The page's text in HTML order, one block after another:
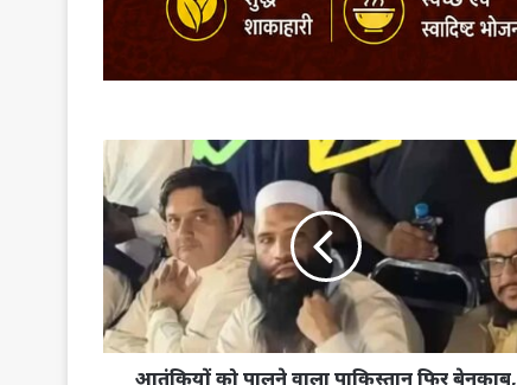
आतंकियों को पालने वाला पाकिस्तान फिर बेनकाब,